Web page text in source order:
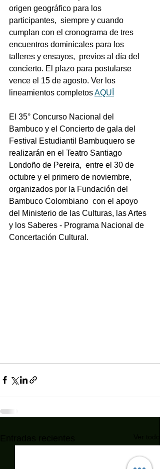
origen geográfico para los
participantes,  siempre y cuando
cumplan con el cronograma de tres
encuentros dominicales para los
talleres y ensayos,  previos al día del
concierto. El plazo para postularse
vence el 15 de agosto. Ver los
lineamientos completos AQUÍ
El 35° Concurso Nacional del
Bambuco y el Concierto de gala del
Festival Estudiantil Bambuquero se
realizarán en el Teatro Santiago
Londoño de Pereira,  entre el 30 de
octubre y el primero de noviembre,
organizados por la Fundación del
Bambuco Colombiano  con el apoyo
del Ministerio de las Culturas, las Artes
y los Saberes - Programa Nacional de
Concertación Cultural.